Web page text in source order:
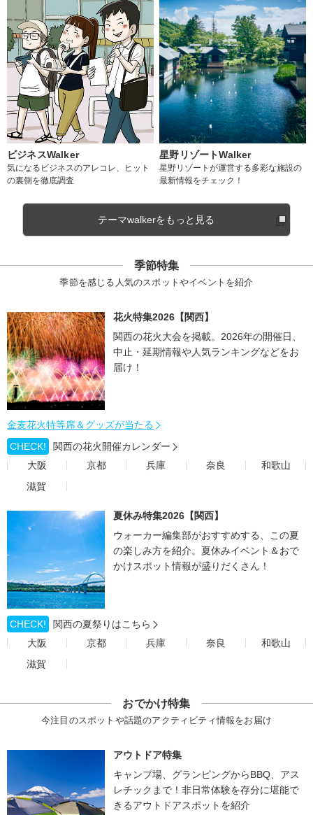
ビジネスWalker
気になるビジネスのアレコレ、ヒット
の裏側を徹底調査
星野リゾートWalker
星野リゾートが運営する多彩な施設の
最新情報をチェック！
テーマwalkerをもっと見る
季節特集
季節を感じる人気のスポットやイベントを紹介
花火特集2026【関西】
関西の花火大会を掲載。2026年の開催日、
中止・延期情報や人気ランキングなどをお
届け！
金麦花火特等席＆グッズが当たる
CHECK!
関西の花火開催カレンダー
大阪
京都 兵庫 奈良
和歌山
滋賀
夏休み特集2026【関西】
ウォーカー編集部がおすすめする、この夏
の楽しみ方を紹介。夏休みイベント＆おで
かけスポット情報が盛りだくさん！
CHECK!
関西の夏祭りはこちら
大阪
京都 兵庫 奈良
和歌山
滋賀
おでかけ特集
今注目のスポットや話題のアクティビティ情報をお届け
アウトドア特集
キャンプ場、グランピングからBBQ、アス
レチックまで！非日常体験を存分に堪能で
きるアウトドアスポットを紹介